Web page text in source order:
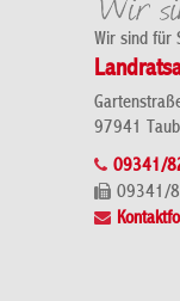
Wir sind für
97941
09341/
09341/